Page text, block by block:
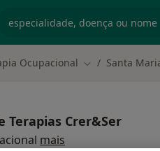
Ocupacional Mudar de
Santa
Crer&Ser
mais